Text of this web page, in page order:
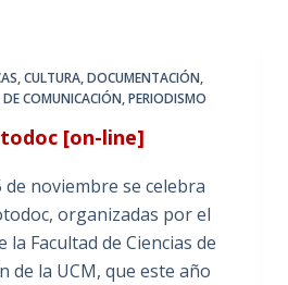
,CULTURA,DOCUMENTACIÓN,
COMUNICACIÓN,PERIODISMO
[on-line]
de noviembre se celebra
organizadas por el
la Facultad de Ciencias de
de la UCM, que este año